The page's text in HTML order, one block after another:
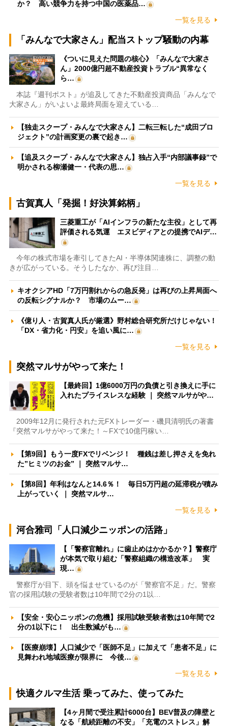
か？ 高い競争力を持つ中国の医薬品…
一覧を見る
「みんなで大家さん」配当ストップ騒動の内幕
《ついに見えた問題の核心》「みんなで大家さ
ん」2000億円超不動産投資トラブル“異常なく
ら…
本誌『週刊ポスト』が追及してきた不動産投資商品「みんなで
大家さん」がいよいよ最終局面を迎えている…
【独走スクープ・みんなで大家さん】二転三転した“成田プロ
ジェクト”の計画変更の裏で起き…
【追及スクープ・みんなで大家さん】独占入手“内部議事録”で
明かされる柳瀬健一・代表の思…
一覧を見る
古賀真人「発掘！好決算銘柄」
三菱重工が「AIインフラの新たな主役」として再
評価される気運 エヌビディアとの提携でAIデ…
今年の株式市場を牽引してきたAI・半導体関連株に、調整の動
きが広がっている。そうしたなか、再び注目…
キオクシアHD「7万円割れからの急反発」は再びの上昇局面へ
の反転シグナルか？ 市場のムー…
《億り人・古賀真人氏が厳選》野村総合研究所だけじゃない！
「DX・省力化・円安」を追い風に…
一覧を見る
突然マルサがやって来た！
【最終回】1億6000万円の負債と引き換えに手に
入れたプライスレスな経験 ｜ 突然マルサがや…
2009年12月に発行された元FXトレーダー・磯貝清明氏の著書
『突然マルサがやって来た！～FXで10億円稼い…
【第9回】もう一度FXでリベンジ！ 種銭は差し押さえを免れ
た”ヒミツのお金” ｜ 突然マルサ…
【第8回】年利はなんと14.6％！ 毎日5万円超の延滞税が積み
上がっていく ｜ 突然マルサ…
一覧を見る
河合雅司「人口減少ニッポンの活路」
【「警察官離れ」に歯止めはかかるか？】警察庁
が本気で取り組む「警察組織の構造改革」 実
現…
警察庁が目下、頭を悩ませているのが「警察官不足」だ。警察
官の採用試験の受験者数は10年間で2分の1以…
【安全・安心ニッポンの危機】採用試験受験者数は10年間で2
分の1以下に！ 出生数減がも…
【医療崩壊】人口減少で「医師不足」に加えて「患者不足」に
見舞われ地域医療が限界に 今後…
一覧を見る
快適クルマ生活 乗ってみた、使ってみた
【4ヶ月間で受注累計6000台】BEV普及の障壁と
なる「航続距離の不安」「充電のストレス」解